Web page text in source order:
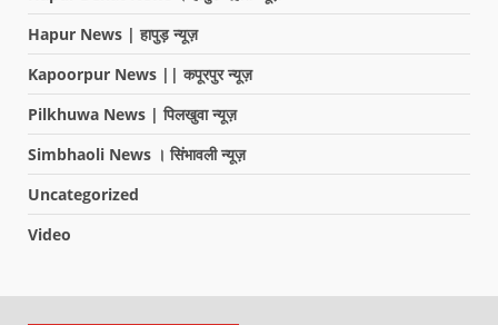
Hapur News | हापुड़ न्यूज़
Kapoorpur News || कपूरपुर न्यूज़
Pilkhuwa News | पिलखुवा न्यूज़
Simbhaoli News । सिंभावली न्यूज़
Uncategorized
Video